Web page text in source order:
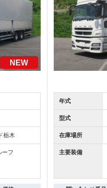
NEW
栃木
ーフ
年式
型式
在庫場所
主要装備